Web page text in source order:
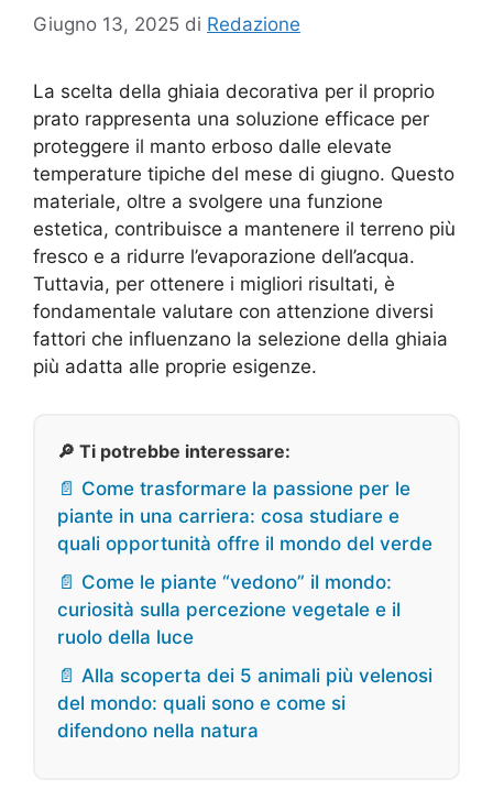
Giugno 13, 2025 di Redazione
La scelta della ghiaia decorativa per il proprio
prato rappresenta una soluzione efficace per
proteggere il manto erboso dalle elevate
temperature tipiche del mese di giugno. Questo
materiale, oltre a svolgere una funzione
estetica, contribuisce a mantenere il terreno più
fresco e a ridurre l’evaporazione dell’acqua.
Tuttavia, per ottenere i migliori risultati, è
fondamentale valutare con attenzione diversi
fattori che influenzano la selezione della ghiaia
più adatta alle proprie esigenze.
🔎 Ti potrebbe interessare:
📄 Come trasformare la passione per le
piante in una carriera: cosa studiare e
quali opportunità offre il mondo del verde
📄 Come le piante “vedono” il mondo:
curiosità sulla percezione vegetale e il
ruolo della luce
📄 Alla scoperta dei 5 animali più velenosi
del mondo: quali sono e come si
difendono nella natura